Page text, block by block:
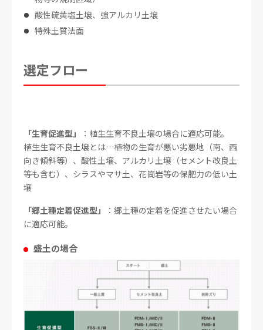
酸性硫黄塩土壌、強アルカリ土壌
特殊土質法面
選定フロー
「生育促進型」
：植生生育不良土壌の場合に適応可能。
植生生育不良土壌とは…植物の生育が悪い劣悪地（南、西
向き傾斜等）、酸性土壌、アルカリ土壌（セメント改良土
等も含む）、シラスやマサ土、花崗岩等の保肥力の低い土
壌
「郷土種定着促進型」
：郷土種の定着を促進させたい場合
に適応可能。
盛土の場合